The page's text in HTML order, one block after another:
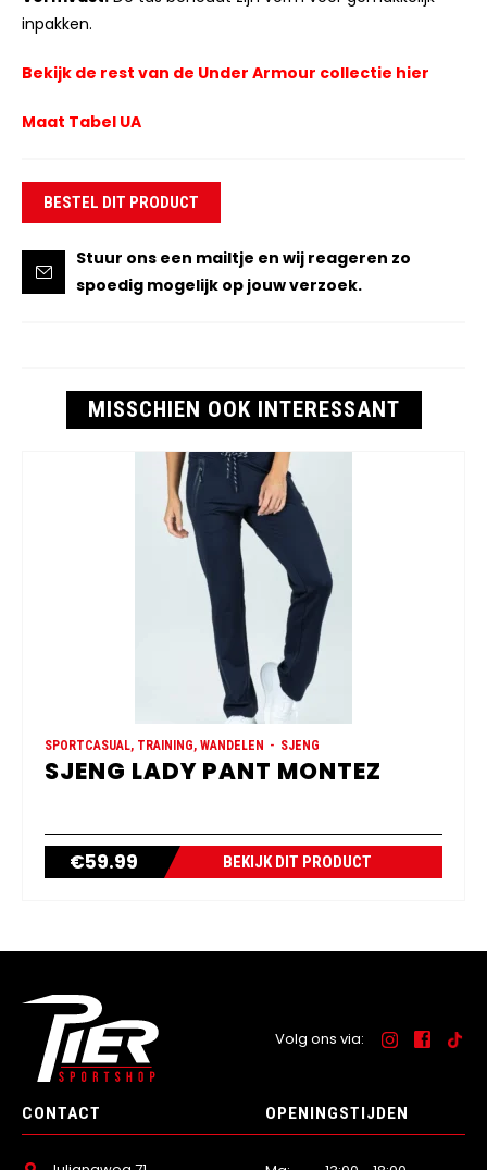
inpakken.
Bekijk de rest van de Under Armour collectie hier
Maat Tabel UA
BESTEL DIT PRODUCT
Stuur ons een mailtje en wij reageren zo
spoedig mogelijk op jouw verzoek.
MISSCHIEN OOK INTERESSANT
SPORTCASUAL, TRAINING, WANDELEN SJENG
SJENG LADY PANT MONTEZ
€59.99 BEKIJK DIT PRODUCT
Volg ons via:
CONTACT OPENINGSTIJDEN